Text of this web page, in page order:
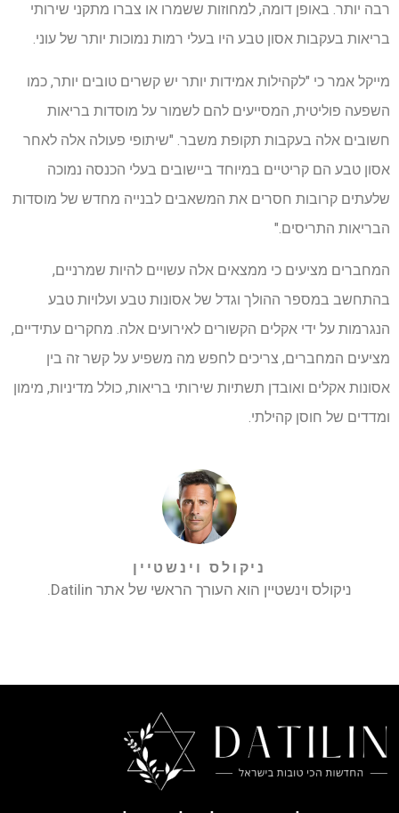
רבה יותר. באופן דומה, למחוזות ששמרו או צברו מתקני שירותי
בריאות בעקבות אסון טבע היו בעלי רמות נמוכות יותר של עוני.
מייקל אמר כי "לקהילות אמידות יותר יש קשרים טובים יותר, כמו
השפעה פוליטית, המסייעים להם לשמור על מוסדות בריאות
חשובים אלה בעקבות תקופת משבר. "שיתופי פעולה אלה לאחר
אסון טבע הם קריטיים במיוחד ביישובים בעלי הכנסה נמוכה
שלעתים קרובות חסרים את המשאבים לבנייה מחדש של מוסדות
הבריאות התריסים."
המחברים מציעים כי ממצאים אלה עשויים להיות שמרניים,
בהתחשב במספר ההולך וגדל של אסונות טבע ועלויות טבע
הנגרמות על ידי אקלים הקשורים לאירועים אלה. מחקרים עתידיים,
מציעים המחברים, צריכים לחפש מה משפיע על קשר זה בין
אסונות אקלים ואובדן תשתיות שירותי בריאות, כולל מדיניות, מימון
ומדדים של חוסן קהילתי.
ניקולס וינשטיין
ניקולס וינשטיין הוא העורך הראשי של אתר Datilin.